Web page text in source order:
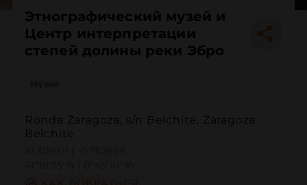
Этнографический музей и
Центр интерпретации
степей долины реки Эбро
Музей
Ronda Zaragoza, s/n Belchite, Zaragoza
Belchite